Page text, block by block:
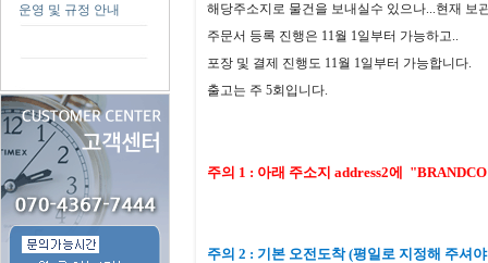
운영 및 규정 안내
해당주소지로 물건을 보내실수 있으나...현재 보
주문서 등록 진행은 11월 1일부터 가능하고..
포장 및 결제 진행도 11월 1일부터 가능합니다.
출고는 주 5회입니다.
주의 1 : 아래 주소지 address2에
주의 2 : 기본 오전도착 (평일로 지정해 주셔